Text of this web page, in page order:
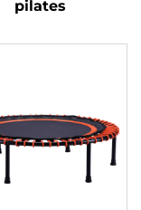
pilates